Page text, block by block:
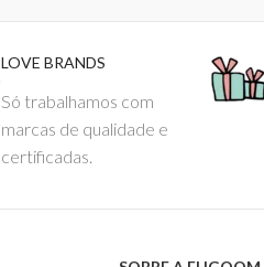
LOVE BRANDS
Só trabalhamos com
marcas de qualidade e
certificadas.